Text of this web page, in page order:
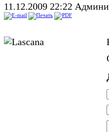
11.12.2009 22:22